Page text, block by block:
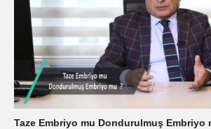
Taze Embriyo mu Dondurulmuş Embriyo